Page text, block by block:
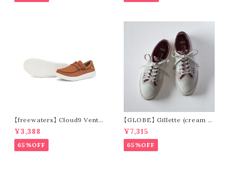
【freewaters】 Cloud9 Ventu
re - Lace Up (brown)
¥3,388
65%OFF
【GLOBE】 Gillette (cream /
pomegranate)
¥7,315
65%OFF